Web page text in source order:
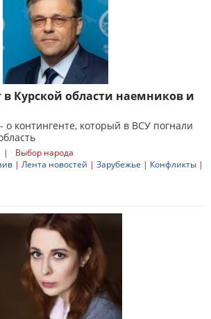
в Курской области наемников и
контингенте, который в ВСУ погнали
|
Выбор народа
| Лента новостей | Зарубежье | Конфликты |